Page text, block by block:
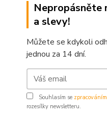
Nepropásněte
a slevy!
Můžete se kdykoli
jednou za 14 dní.
Souhlasím se
rozesílky newsletteru.